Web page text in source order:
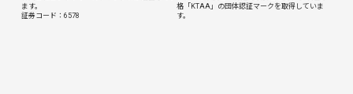
ます。
証券コード：6578
格「KTAA」の団体認証マークを取得していま
す。